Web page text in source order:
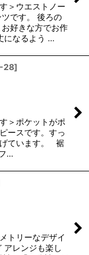
＞ウエストノー
です。 後ろの
好きな方でお作
になるよう …
28]
＞ポケットがポ
ースです。すっ
げています。 裾
…
トリーなデザイ
アレンジも楽し